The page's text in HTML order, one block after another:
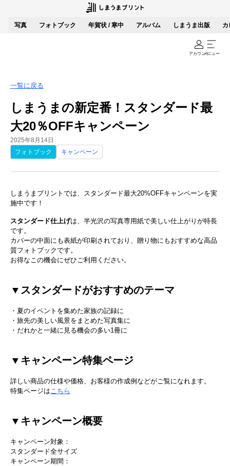
写真 フォトブック 年賀状 / 寒中 アルバム しまうま出版 カ
アカウントメニュー
一覧に戻る
しまうまの新定番！スタンダード最
大20％OFFキャンペーン
2025年8月14日
フォトブック
キャンペーン
しまうまプリントでは、スタンダード最大20%OFFキャンペーンを実
施中です！
スタンダード仕上げは、半光沢の写真専用紙で美しい仕上がりが特長
です。
カバーの中面にも表紙が印刷されており、贈り物にもおすすめな高品
質フォトブックです。
お得なこの機会にぜひご利用ください。
▼スタンダードがおすすめのテーマ
・夏のイベントを集めた家族の記録に
・旅先の美しい風景をまとめた写真集に
・だれかと一緒に見る機会の多い1冊に
▼キャンペーン特集ページ
詳しい商品の仕様や価格、お客様の作成例などがご覧になれます。
特集ページはこちら
▼キャンペーン概要
キャンペーン対象：
スタンダード全サイズ
キャンペーン期間：